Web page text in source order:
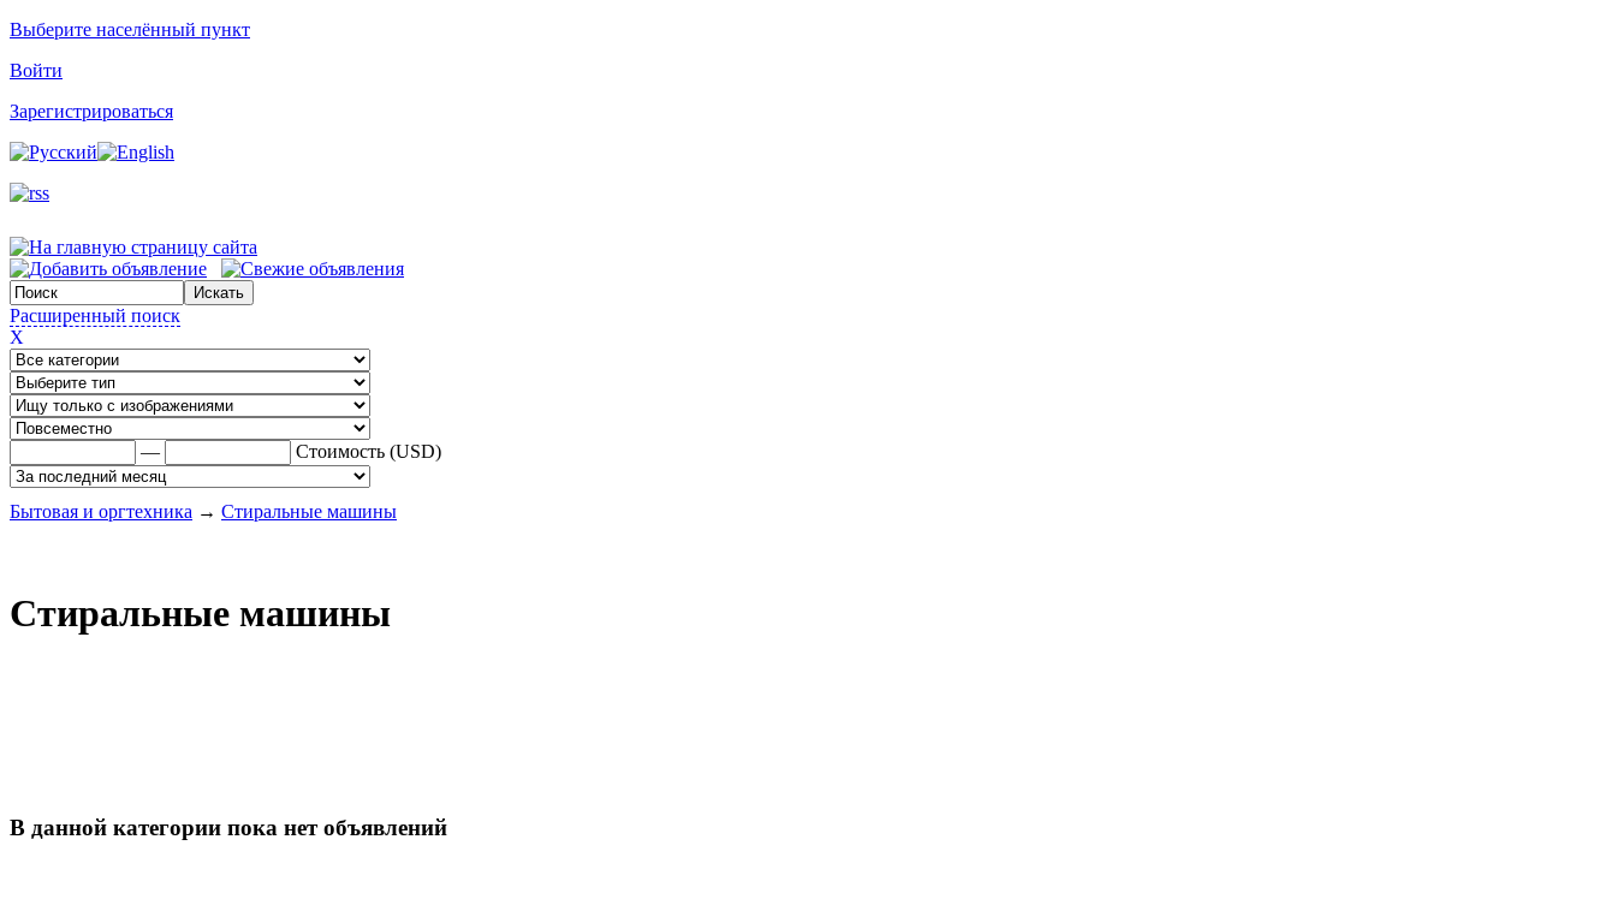
Выберите населённый пункт
Войти
Зарегистрироваться
Расширенный поиск
X
— Стоимость (USD)
Бытовая и оргтехника → Стиральные машины
Стиральные машины
В данной категории пока нет объявлений